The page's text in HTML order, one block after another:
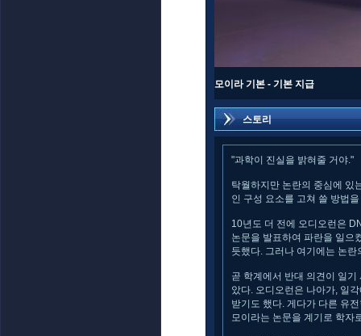
모이라 기본 - 기본 지급
스토리
"과학이 진실을 밝혀줄 거야."
탁월하지만 논란의 중심에 있
인 구성 요소를 고쳐 쓸 방법
10년도 더 전에 오디오런은
논문을 발표하여 파란을 일으
듯했다. 그러나 여기에는 논란
곧 학계에서 반대 의견이 일
았다. 오디오런은 나아가, 일
받기도 했다. 게다가 다른 유
모이라는 논문을 계기로 학자